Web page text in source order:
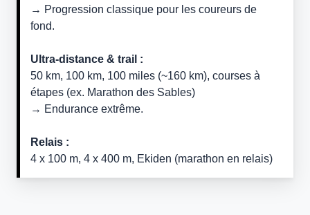
→ Progression classique pour les coureurs de
fond.
Ultra-distance & trail :
50 km, 100 km, 100 miles (~160 km), courses à
étapes (ex. Marathon des Sables)
→ Endurance extrême.
Relais :
4 x 100 m, 4 x 400 m, Ekiden (marathon en relais)